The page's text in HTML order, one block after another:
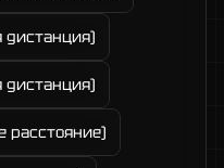
дистанция)
дистанция)
расстояние)